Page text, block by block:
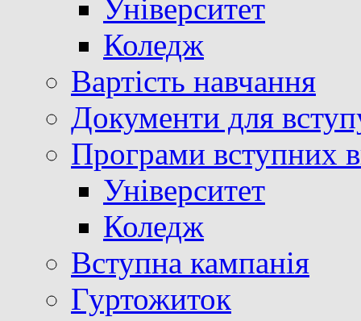
Університет
Коледж
Вартість навчання
Документи для
Програми вступних
Університет
Коледж
Вступна кампанія
Гуртожиток